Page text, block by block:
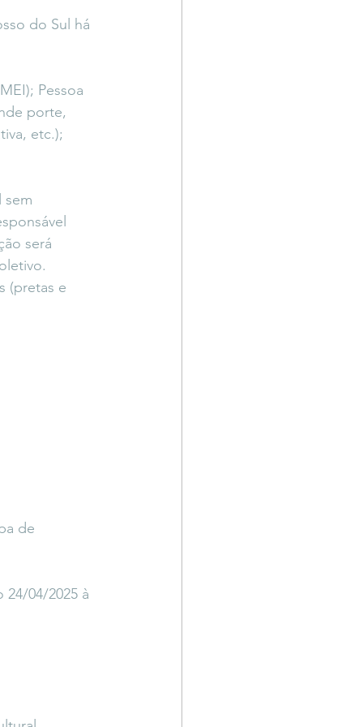
do Sul há
Pessoa
porte,
etc.);
sem
será
(pretas e
de
04/2025 à